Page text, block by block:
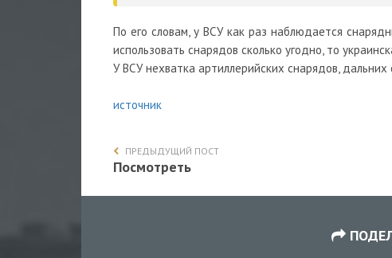
По его словам, у ВСУ как раз наблюдается
использовать снарядов сколько угодно, то
У ВСУ нехватка артиллерийских снарядов,
источник
ПРЕДЫДУЩИЙ ПОСТ
Посмотреть